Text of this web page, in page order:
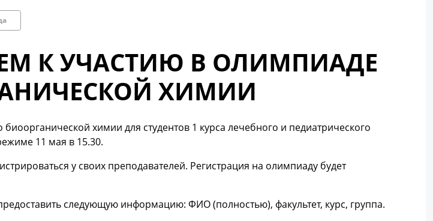
К УЧАСТИЮ В ОЛИМПИАДЕ
ХИМИИ
химии для студентов 1 курса лечебного и педиатрического
11 мая в 15.30.
у своих преподавателей. Регистрация на олимпиаду будет
следующую информацию: ФИО (полностью), факультет, курс, группа.